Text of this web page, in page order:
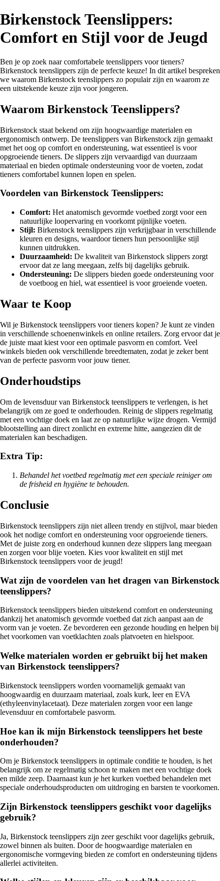
Birkenstock Teenslippers:
Comfort en Stijl voor de Jeugd
Ben je op zoek naar comfortabele teenslippers voor tieners?
Birkenstock teenslippers zijn de perfecte keuze! In dit artikel bespreken
we waarom Birkenstock teenslippers zo populair zijn en waarom ze
een uitstekende keuze zijn voor jongeren.
Waarom Birkenstock Teenslippers?
Birkenstock staat bekend om zijn hoogwaardige materialen en
ergonomisch ontwerp. De teenslippers van Birkenstock zijn gemaakt
met het oog op comfort en ondersteuning, wat essentieel is voor
opgroeiende tieners. De slippers zijn vervaardigd van duurzaam
materiaal en bieden optimale ondersteuning voor de voeten, zodat
tieners comfortabel kunnen lopen en spelen.
Voordelen van Birkenstock Teenslippers:
Comfort: Het anatomisch gevormde voetbed zorgt voor een
natuurlijke loopervaring en voorkomt pijnlijke voeten.
Stijl: Birkenstock teenslippers zijn verkrijgbaar in verschillende
kleuren en designs, waardoor tieners hun persoonlijke stijl
kunnen uitdrukken.
Duurzaamheid: De kwaliteit van Birkenstock slippers zorgt
ervoor dat ze lang meegaan, zelfs bij dagelijks gebruik.
Ondersteuning: De slippers bieden goede ondersteuning voor
de voetboog en hiel, wat essentieel is voor groeiende voeten.
Waar te Koop
Wil je Birkenstock teenslippers voor tieners kopen? Je kunt ze vinden
in verschillende schoenenwinkels en online retailers. Zorg ervoor dat je
de juiste maat kiest voor een optimale pasvorm en comfort. Veel
winkels bieden ook verschillende breedtematen, zodat je zeker bent
van de perfecte pasvorm voor jouw tiener.
Onderhoudstips
Om de levensduur van Birkenstock teenslippers te verlengen, is het
belangrijk om ze goed te onderhouden. Reinig de slippers regelmatig
met een vochtige doek en laat ze op natuurlijke wijze drogen. Vermijd
blootstelling aan direct zonlicht en extreme hitte, aangezien dit de
materialen kan beschadigen.
Extra Tip:
Behandel het voetbed regelmatig met een speciale reiniger om
de frisheid en hygiëne te behouden.
Conclusie
Birkenstock teenslippers zijn niet alleen trendy en stijlvol, maar bieden
ook het nodige comfort en ondersteuning voor opgroeiende tieners.
Met de juiste zorg en onderhoud kunnen deze slippers lang meegaan
en zorgen voor blije voeten. Kies voor kwaliteit en stijl met
Birkenstock teenslippers voor de jeugd!
Wat zijn de voordelen van het dragen van Birkenstock
teenslippers?
Birkenstock teenslippers bieden uitstekend comfort en ondersteuning
dankzij het anatomisch gevormde voetbed dat zich aanpast aan de
vorm van je voeten. Ze bevorderen een gezonde houding en helpen bij
het voorkomen van voetklachten zoals platvoeten en hielspoor.
Welke materialen worden er gebruikt bij het maken
van Birkenstock teenslippers?
Birkenstock teenslippers worden voornamelijk gemaakt van
hoogwaardig en duurzaam materiaal, zoals kurk, leer en EVA
(ethyleenvinylacetaat). Deze materialen zorgen voor een lange
levensduur en comfortabele pasvorm.
Hoe kan ik mijn Birkenstock teenslippers het beste
onderhouden?
Om je Birkenstock teenslippers in optimale conditie te houden, is het
belangrijk om ze regelmatig schoon te maken met een vochtige doek
en milde zeep. Daarnaast kun je het kurken voetbed behandelen met
speciale onderhoudsproducten om uitdroging en barsten te voorkomen.
Zijn Birkenstock teenslippers geschikt voor dagelijks
gebruik?
Ja, Birkenstock teenslippers zijn zeer geschikt voor dagelijks gebruik,
zowel binnen als buiten. Door de hoogwaardige materialen en
ergonomische vormgeving bieden ze comfort en ondersteuning tijdens
allerlei activiteiten.